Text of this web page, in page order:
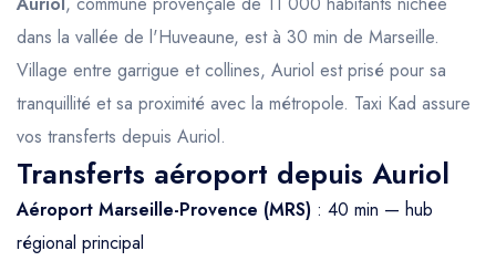
dans la vallée de l'Huveaune, est à 30 min de Marseille.
Village entre garrigue et collines, Auriol est prisé pour sa
tranquillité et sa proximité avec la métropole. Taxi Kad assure
vos transferts depuis Auriol.
Transferts aéroport depuis Auriol
Aéroport Marseille-Provence (MRS) : 40 min — hub
régional principal